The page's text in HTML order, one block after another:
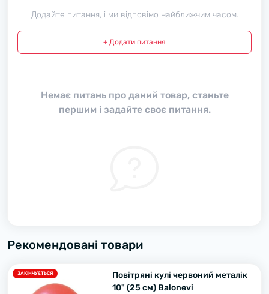
Додайте питання, і ми відповімо найближчим часом.
+ Додати питання
Немає питань про даний товар, станьте
першим і задайте своє питання.
Рекомендовані товари
ЗАКІНЧУЄТЬСЯ
Повітряні кулі червоний металік
10" (25 см) Balonevi